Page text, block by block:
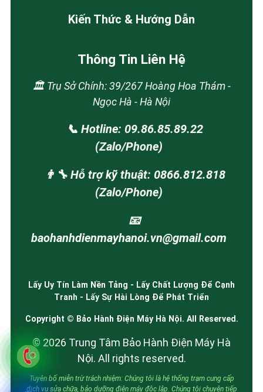
Kiến Thức & Hướng Dẫn
Thông Tin Liên Hệ
🏛️ Trụ Sở Chính: 39/267 Hoàng Hoa Thám -
Ngọc Hà - Hà Nội
📞 Hotline: 09.86.85.89.22
(Zalo/Phone)
👨‍🔧 Hỗ trợ kỹ thuật: 0866.812.818
(Zalo/Phone)
📧
baohanhdienmayhanoi.vn@gmail.com
Lấy Uy Tín Làm Nền Tảng - Lấy Chất Lượng Để Cạnh
Tranh - Lấy Sự Hài Lòng Để Phát Triển
Copyright © Bảo Hành Điện Máy Hà Nội. All Reserved.
© 2026 Trung Tâm Bảo Hành Điện Máy Hà
Nội. All rights reserved.
Tuyên bố miễn trừ trách nhiệm: Chúng tôi là hệ thống trạm cung cấp
dịch vụ sửa chữa, bảo dưỡng điện máy độc lập. Chúng tôi chuyên tiếp